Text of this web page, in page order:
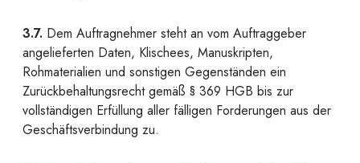
3.7. Dem Auftragnehmer steht an vom Auftraggeber
angelieferten Daten, Klischees, Manuskripten,
Rohmaterialien und sonstigen Gegenständen ein
Zurückbehaltungsrecht gemäß § 369 HGB bis zur
vollständigen Erfüllung aller fälligen Forderungen aus der
Geschäftsverbindung zu.